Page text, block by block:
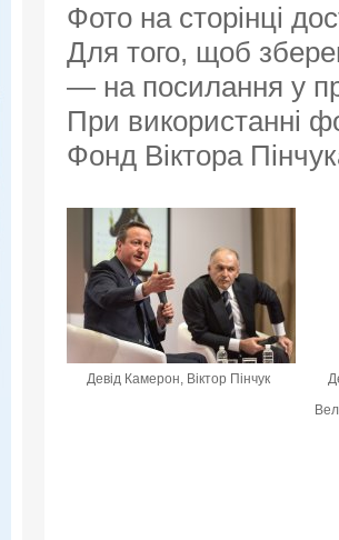
Фото на сторінці
Для того, щоб
— на посилання у
При використанні
Фонд Віктора
Девід Камерон, Віктор Пінчук